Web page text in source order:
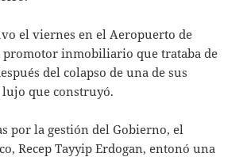
el viernes en el Aeropuerto de
promotor inmobiliario que trataba de
del colapso de una de sus
lujo que construyó.
por la gestión del Gobierno, el
Recep Tayyip Erdogan, entonó una